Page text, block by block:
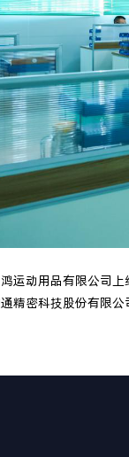
运动用品有限公司上
精密科技股份有限